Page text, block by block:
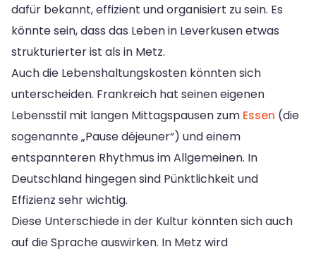
dafür bekannt, effizient und organisiert zu sein. Es
könnte sein, dass das Leben in Leverkusen etwas
strukturierter ist als in Metz.
Auch die Lebenshaltungskosten könnten sich
unterscheiden. Frankreich hat seinen eigenen
Lebensstil mit langen Mittagspausen zum Essen (die
sogenannte „Pause déjeuner“) und einem
entspannteren Rhythmus im Allgemeinen. In
Deutschland hingegen sind Pünktlichkeit und
Effizienz sehr wichtig.
Diese Unterschiede in der Kultur könnten sich auch
auf die Sprache auswirken. In Metz wird